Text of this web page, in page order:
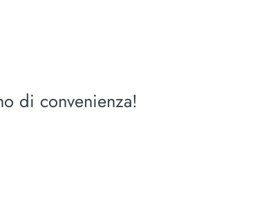
di convenienza!